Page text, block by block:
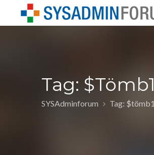
Tag: $tömb1
SYSAdminforum Tag: $tömb1